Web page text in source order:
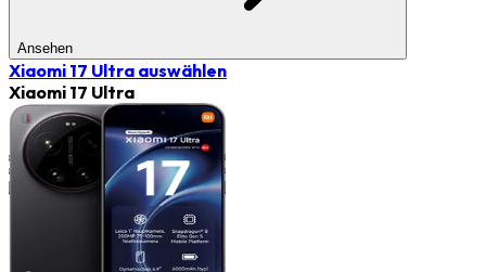
Ansehen
Xiaomi 17 Ultra auswählen
Xiaomi 17 Ultra